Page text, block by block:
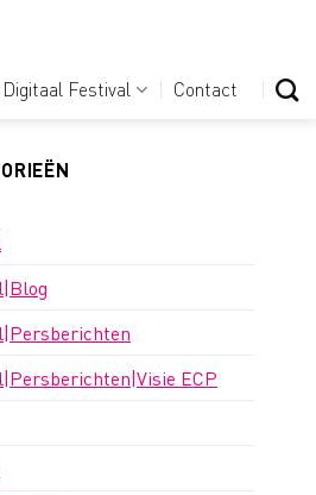
Festival Contact
ECP